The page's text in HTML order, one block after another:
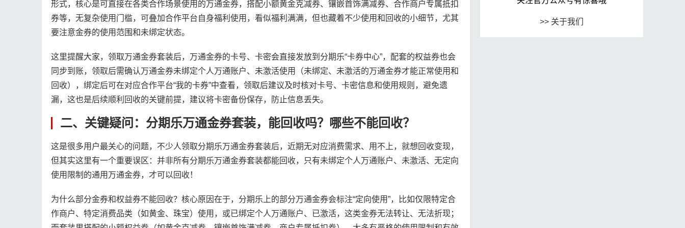
形式，核心是可直接在各类合作场景使用的万通金券，搭配小额黄金克减券、镶嵌首饰满减券、合作商户专属抵扣
券等，无复杂使用门槛，可叠加合作平台自身福利使用，看似福利满满，但也藏着不少使用和回收的小细节，尤其
要注意金券的使用范围和未绑定状态。
这里提醒大家，领取万通金券套装后，万通金券的卡号、卡密会直接发放到分期乐“卡券中心”，配套的权益券也会
同步到账，领取后需确认万通金券未绑定个人万通账户、未激活使用（未绑定、未激活的万通金券才能正常使用和
回收），绑定后可在对应合作平台“我的卡券”中查看，领取后建议及时核对卡号、卡密信息和使用规则，避免遗
漏，这也是后续顺利回收的关键前提，建议将卡密备份保存，防止信息丢失。
二、关键疑问：分期乐万通金券套装，能回收吗？哪些不能回收？
这是很多用户最关心的问题，不少人领取分期乐万通金券套装后，近期无对应消费需求、用不上，就想回收变现，
但其实这里有一个重要误区：并非所有分期乐万通金券套装都能回收，只有未绑定个人万通账户、未激活、无定向
使用限制的通用万通金券，才可以回收！
为什么部分金券和权益券不能回收？核心原因在于，分期乐上的部分万通金券会标注“定向使用”，比如仅限特定合
作商户、特定消费品类（如黄金、珠宝）使用，或已绑定个人万通账户、已激活，这类金券无法转让、无法折现；
>> 关于我们